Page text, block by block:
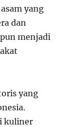
yang
dan
menjadi
yang
kuliner